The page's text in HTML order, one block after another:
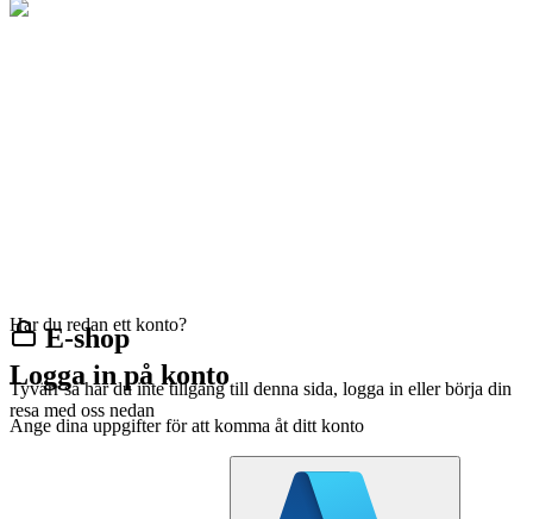
E-shop
Tyvärr så har du inte tillgång till denna sida, logga in eller börja din
resa med oss nedan
Har du redan ett konto?
Logga in på konto
Ange dina uppgifter för att komma åt ditt konto